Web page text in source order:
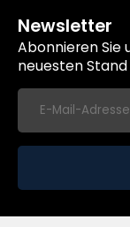
Newsletter
Abonnieren Sie
neuesten